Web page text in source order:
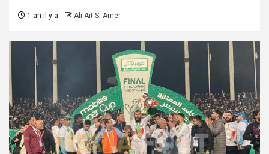
1 an il y a Ali Ait Si Amer